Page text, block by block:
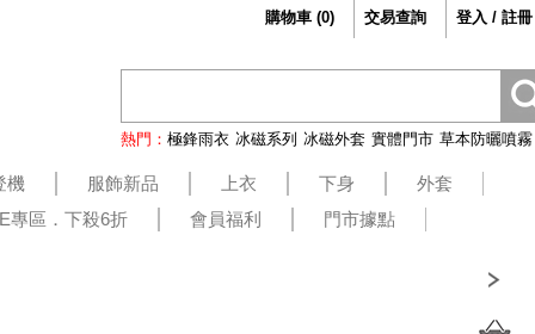
熱門： 極鋒雨衣 冰磁系列 冰磁外套 實體門市 草本防曬噴霧
機 服飾新品 上衣 下身
外套
專區．下殺6折 會員福利
門市據點
購物車 (0) 交易查詢 登入 / 註冊